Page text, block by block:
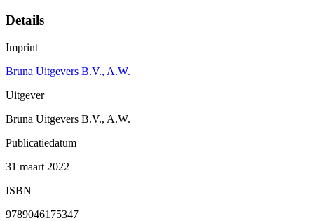
Details
Imprint
Bruna Uitgevers B.V., A.W.
Uitgever
Bruna Uitgevers B.V., A.W.
Publicatiedatum
31 maart 2022
ISBN
9789046175347